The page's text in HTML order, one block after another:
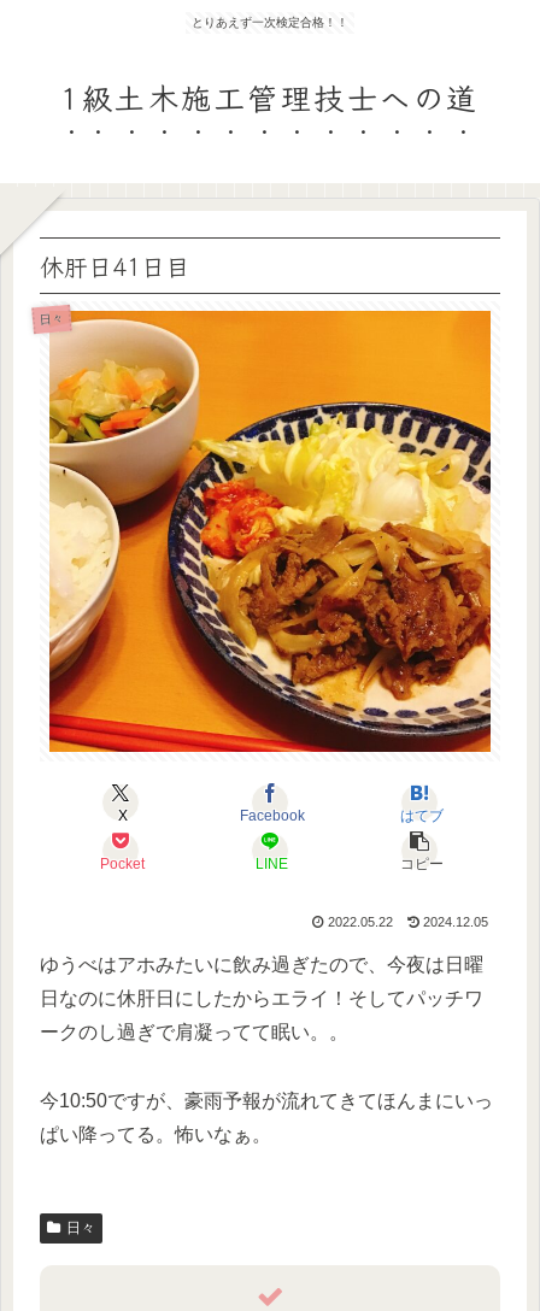
とりあえず一次検定合格！！
1級土木施工管理技士への道
休肝日41日目
日々
X Facebook はてブ
Pocket LINE コピー
2022.05.22 2024.12.05
ゆうべはアホみたいに飲み過ぎたので、今夜は日曜
日なのに休肝日にしたからエライ！そしてパッチワ
ークのし過ぎで肩凝ってて眠い。。
今10:50ですが、豪雨予報が流れてきてほんまにいっ
ぱい降ってる。怖いなぁ。
日々